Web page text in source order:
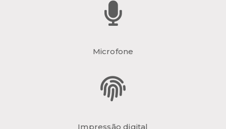
Microfone
Impressão digital